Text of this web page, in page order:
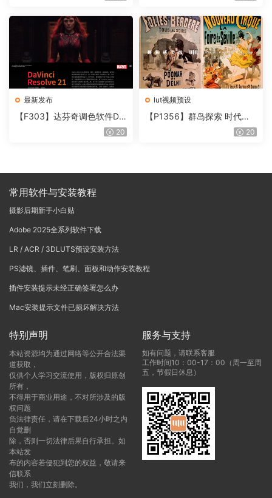
T V4.0
最新发布
【F303】达芬奇调色软件Da
Vinci Resolve Studio21.0.320
lut视频预设
【P1356】群岛探索 时代马
戏团 – QUEST 60 调色预设A
20
常用软件与安装教程
摄影后期新手小白贴
Adobe 2025全系列软件下载
LR / ACR / 3DLUTS预设安装方法
PS滤镜、插件、笔刷、面板和动作安装教程
插件安装提示未经正确签署怎么办
Mac安装提示文件已损坏解决方法
特别声明
本站资源均为通过网络等公开合法渠
道获取，
仅供个人学习交流使用，版权归原创
所有，
不得用于商业用途，不对所涉及的版
权问题
负法律责任，请在下载后24小时之内
自觉删
除，否则一切法律后果自行承担。如
本站发
布的内容若侵犯到您的权益，敬请来
信联系
我们，我们立刻删除。
服务与支持
如有问题，请联系客服
工作时间10：00-17：00（周一至周
五，节假日休息）